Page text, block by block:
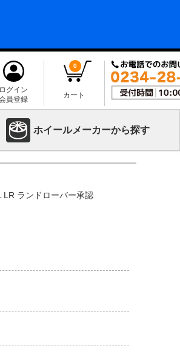
ログイン
員登録
0
カート
ホイールメーカーから探す
LR ランドローバー承認